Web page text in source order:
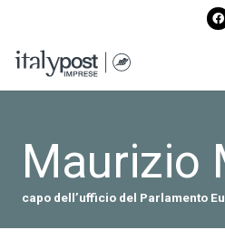
Maurizio
capo dell’ufficio del Parlamento